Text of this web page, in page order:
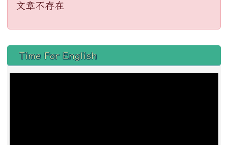
文章不存在
左邊區域內容
Time For English